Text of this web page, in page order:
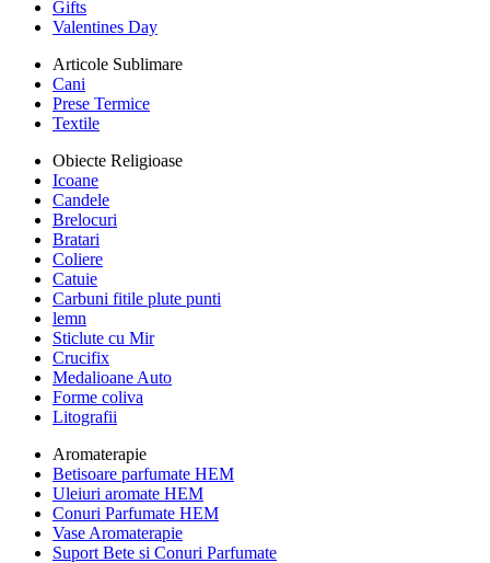
Gifts
Valentines Day
Articole Sublimare
Cani
Prese Termice
Textile
Obiecte Religioase
Icoane
Candele
Brelocuri
Bratari
Coliere
Catuie
Carbuni fitile plute punti
lemn
Sticlute cu Mir
Crucifix
Medalioane Auto
Forme coliva
Litografii
Aromaterapie
Betisoare parfumate HEM
Uleiuri aromate HEM
Conuri Parfumate HEM
Vase Aromaterapie
Suport Bete si Conuri Parfumate